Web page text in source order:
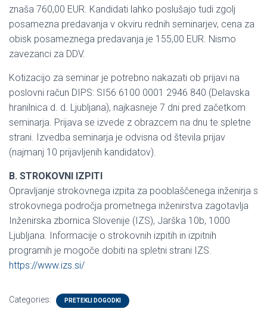
znaša 760,00 EUR. Kandidati lahko poslušajo tudi zgolj
posamezna predavanja v okviru rednih seminarjev, cena za
obisk posameznega predavanja je 155,00 EUR. Nismo
zavezanci za DDV.
Kotizacijo za seminar je potrebno nakazati ob prijavi na
poslovni račun DIPS: SI56 6100 0001 2946 840 (Delavska
hranilnica d. d. Ljubljana), najkasneje 7 dni pred začetkom
seminarja. Prijava se izvede z obrazcem na dnu te spletne
strani. Izvedba seminarja je odvisna od števila prijav
(najmanj 10 prijavljenih kandidatov).
B. STROKOVNI IZPITI
Opravljanje strokovnega izpita za pooblaščenega inženirja s
strokovnega področja prometnega inženirstva zagotavlja
Inženirska zbornica Slovenije (IZS), Jarška 10b, 1000
Ljubljana. Informacije o strokovnih izpitih in izpitnih
programih je mogoče dobiti na spletni strani IZS.
https://www.izs.si/
Categories: PRETEKLI DOGODKI